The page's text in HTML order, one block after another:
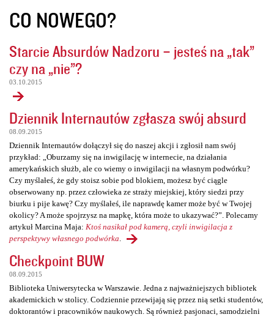
CO NOWEGO?
Starcie Absurdów Nadzoru – jesteś na „tak”
czy na „nie”?
03.10.2015
Dziennik Internautów zgłasza swój absurd
08.09.2015
Dziennik Internautów dołączył się do naszej akcji i zgłosił nam swój
przykład: „Oburzamy się na inwigilację w internecie, na działania
amerykańskich służb, ale co wiemy o inwigilacji na własnym podwórku?
Czy myślałeś, że gdy stoisz sobie pod blokiem, możesz być ciągle
obserwowany np. przez człowieka ze straży miejskiej, który siedzi przy
biurku i pije kawę? Czy myślałeś, ile naprawdę kamer może być w Twojej
okolicy? A może spojrzysz na mapkę, która może to ukazywać?”. Polecamy
artykuł Marcina Maja: Ktoś nasikał pod kamerą, czyli inwigilacja z
perspektywy własnego podwórka
Checkpoint BUW
08.09.2015
Biblioteka Uniwersytecka w Warszawie. Jedna z najważniejszych bibliotek
akademickich w stolicy. Codziennie przewijają się przez nią setki studentów,
doktorantów i pracowników naukowych. Są również pasjonaci, samodzielni